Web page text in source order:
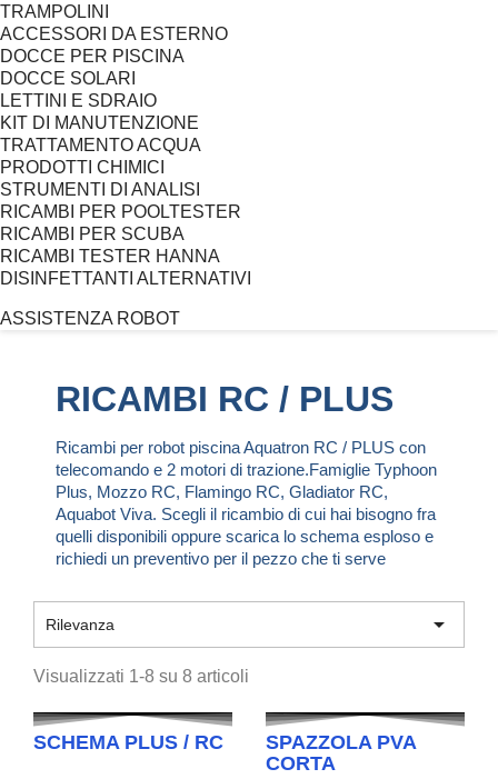
TRAMPOLINI
ACCESSORI DA ESTERNO
DOCCE PER PISCINA
DOCCE SOLARI
LETTINI E SDRAIO
KIT DI MANUTENZIONE
TRATTAMENTO ACQUA
PRODOTTI CHIMICI
STRUMENTI DI ANALISI
RICAMBI PER POOLTESTER
RICAMBI PER SCUBA
RICAMBI TESTER HANNA
DISINFETTANTI ALTERNATIVI
ASSISTENZA ROBOT
RICAMBI RC / PLUS
Ricambi per robot piscina Aquatron RC / PLUS con
telecomando e 2 motori di trazione.Famiglie Typhoon
Plus, Mozzo RC, Flamingo RC, Gladiator RC,
Aquabot Viva. Scegli il ricambio di cui hai bisogno fra
quelli disponibili oppure scarica lo schema esploso e
richiedi un preventivo per il pezzo che ti serve
Rilevanza 
Visualizzati 1-8 su 8 articoli
SCHEMA PLUS / RC
SPAZZOLA PVA
CORTA